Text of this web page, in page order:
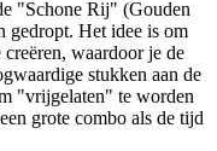
"Schone Rij" (Gouden
gedropt. Het idee is om
waardoor je de
stukken aan de
"vrijgelaten" te worden
grote combo als de tijd